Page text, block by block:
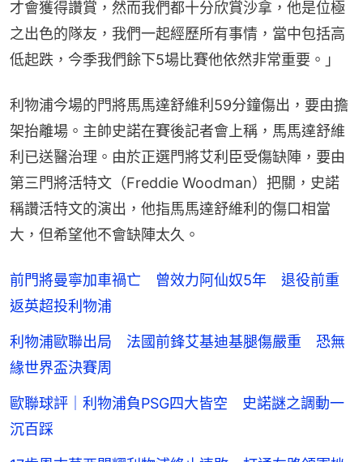
才會獲得讚賞，然而我們都十分欣賞沙拿，他是位極
之出色的隊友，我們一起經歷所有事情，當中包括高
低起跌，今季我們餘下5場比賽他依然非常重要。」
利物浦今場的門將馬馬達舒維利59分鐘傷出，要由擔
架抬離場。主帥史諾在賽後記者會上稱，馬馬達舒維
利已送醫治理。由於正選門將艾利臣受傷缺陣，要由
第三門將活特文（Freddie Woodman）把關，史諾
稱讚活特文的演出，他指馬馬達舒維利的傷口相當
大，但希望他不會缺陣太久。
前門將曼寧加車禍亡 曾效力阿仙奴5年 退役前重
返英超投利物浦
利物浦歐聯出局 法國前鋒艾基迪基腿傷嚴重 恐無
緣世界盃決賽周
歐聯球評｜利物浦負PSG四大皆空 史諾謎之調動一
沉百踩